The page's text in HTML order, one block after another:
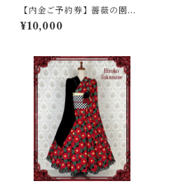
【内金ご予約券】薔薇の園ワ
ンピース
¥10,000